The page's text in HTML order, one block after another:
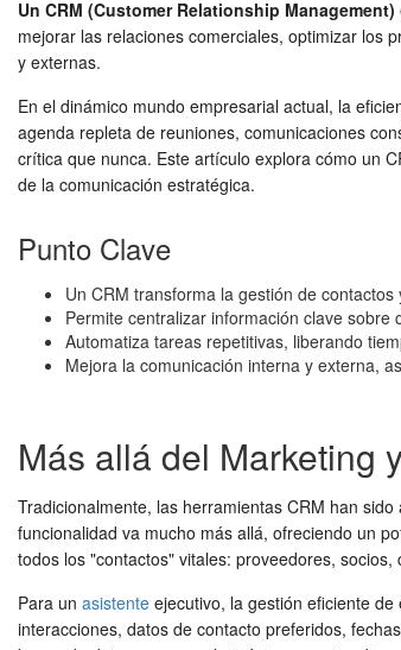
Un CRM (Customer Relationship Management)
mejorar las relaciones comerciales, optimizar los
y externas.
En el dinámico mundo empresarial actual, la
agenda repleta de reuniones, comunicaciones
crítica que nunca. Este artículo explora cómo un
de la comunicación estratégica.
Punto Clave
Un CRM transforma la gestión de
Permite centralizar información clave
Automatiza tareas repetitivas, liberando
Mejora la comunicación interna y externa,
Más allá del Marketing
Tradicionalmente, las herramientas CRM han
funcionalidad va mucho más allá, ofreciendo un
todos los "contactos" vitales: proveedores,
Para un asistente ejecutivo, la gestión eficiente
interacciones, datos de contacto preferidos,